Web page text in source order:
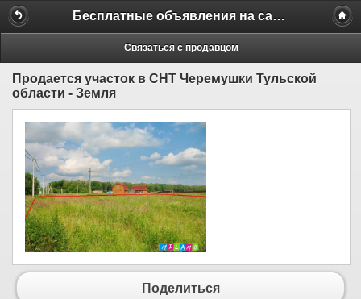
Бесплатные объявления на сайте MILAMO.ru
Связаться с продавцом
Продается участок в СНТ Черемушки Тульской
области - Земля
Поделиться